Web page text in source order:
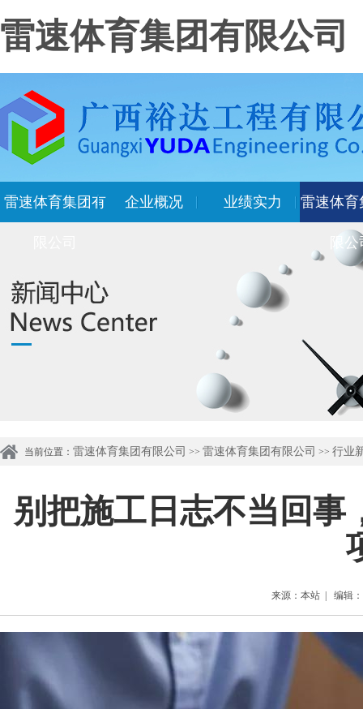
雷速体育集团有限公司
雷速体育集团有 企业概况 业绩实力 雷速体育
限
当前位置： 雷速体育集团有限公司 >> 雷速体育集团有限公司 >> 行业
别把施工日志不当回事
来源：本站 | 编辑